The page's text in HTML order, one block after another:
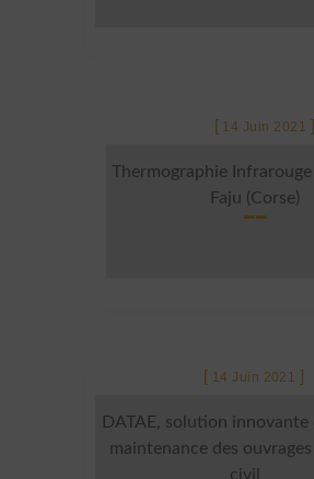
14 Juin 2021
Thermographie
Faju (Corse)
14 Juin 2021
DATAE, solution innovante
maintenance des
civil